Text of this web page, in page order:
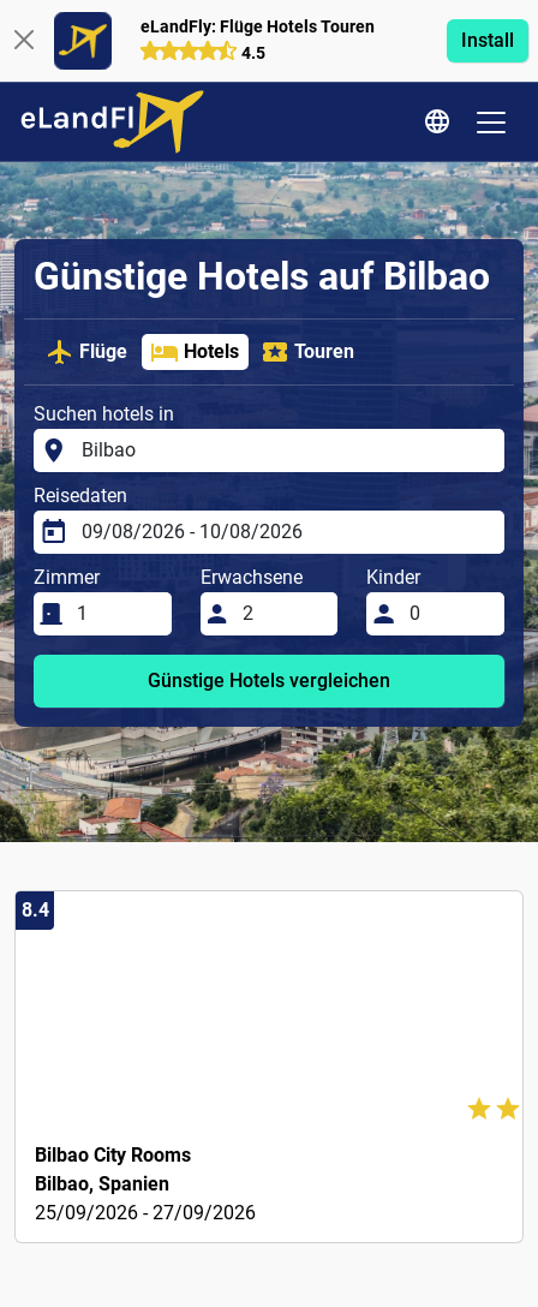
eLandFly: Flüge Hotels Touren
4.5
Install
Günstige Hotels auf Bilbao
Flüge Hotels Touren
Suchen hotels in
Reisedaten
Zimmer Erwachsene Kinder
Günstige Hotels vergleichen
8.4
Bilbao City Rooms
Bilbao, Spanien
25/09/2026 - 27/09/2026